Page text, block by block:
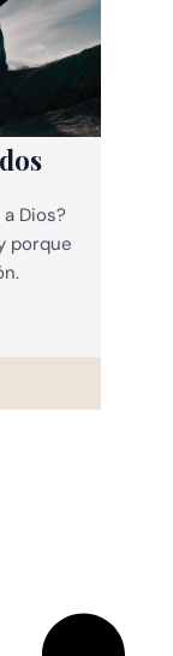
Dios?
porque